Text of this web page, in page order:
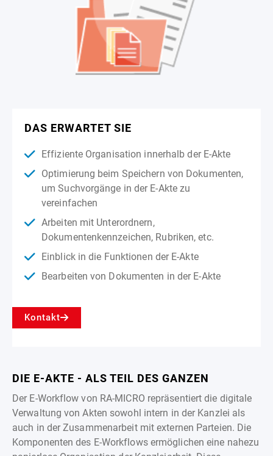
DAS ERWARTET SIE
Effiziente Organisation innerhalb der E-Akte
Optimierung beim Speichern von Dokumenten,
um Suchvorgänge in der E-Akte zu
vereinfachen
Arbeiten mit Unterordnern,
Dokumentenkennzeichen, Rubriken, etc.
Einblick in die Funktionen der E-Akte
Bearbeiten von Dokumenten in der E-Akte
Kontakt
DIE E-AKTE - ALS TEIL DES GANZEN
Der E-Workflow von RA-MICRO repräsentiert die digitale
Verwaltung von Akten sowohl intern in der Kanzlei als
auch in der Zusammenarbeit mit externen Parteien. Die
Komponenten des E-Workflows ermöglichen eine nahezu